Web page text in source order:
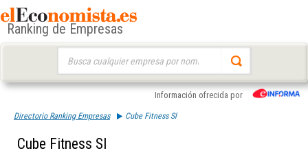
Ranking de Empresas
Información ofrecida por
Directorio Ranking Empresas Cube Fitness Sl
Cube Fitness Sl